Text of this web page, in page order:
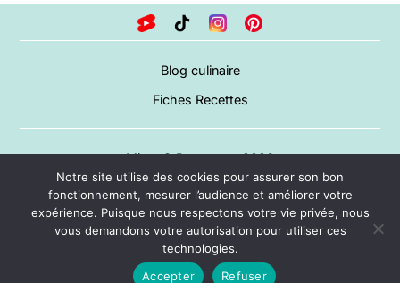
Blog culinaire
Fiches Recettes
Miam O Recettes – 2026
A propos
Mentions légales
CGV
Contact
Notre site utilise des cookies pour assurer son bon
fonctionnement, mesurer l’audience et améliorer votre
expérience. Puisque nous respectons votre vie privée, nous
vous demandons votre autorisation pour utiliser ces
technologies.
Accepter
Refuser